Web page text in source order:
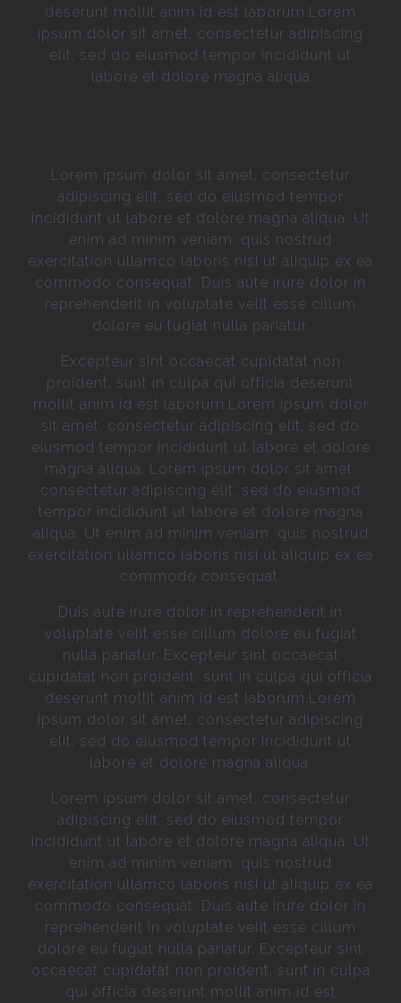
deserunt mollit anim id est laborum.Lorem
ipsum dolor sit amet, consectetur adipiscing
elit, sed do eiusmod tempor incididunt ut
labore et dolore magna aliqua
Lorem ipsum dolor sit amet, consectetur
adipiscing elit, sed do eiusmod tempor
incididunt ut labore et dolore magna aliqua. Ut
enim ad minim veniam, quis nostrud
exercitation ullamco laboris nisi ut aliquip ex ea
commodo consequat. Duis aute irure dolor in
reprehenderit in voluptate velit esse cillum
dolore eu fugiat nulla pariatur.
Excepteur sint occaecat cupidatat non
proident, sunt in culpa qui officia deserunt
mollit anim id est laborum.Lorem ipsum dolor
sit amet, consectetur adipiscing elit, sed do
eiusmod tempor incididunt ut labore et dolore
magna aliqua. Lorem ipsum dolor sit amet,
consectetur adipiscing elit, sed do eiusmod
tempor incididunt ut labore et dolore magna
aliqua. Ut enim ad minim veniam, quis nostrud
exercitation ullamco laboris nisi ut aliquip ex ea
commodo consequat.
Duis aute irure dolor in reprehenderit in
voluptate velit esse cillum dolore eu fugiat
nulla pariatur. Excepteur sint occaecat
cupidatat non proident, sunt in culpa qui officia
deserunt mollit anim id est laborum.Lorem
ipsum dolor sit amet, consectetur adipiscing
elit, sed do eiusmod tempor incididunt ut
labore et dolore magna aliqua.
Lorem ipsum dolor sit amet, consectetur
adipiscing elit, sed do eiusmod tempor
incididunt ut labore et dolore magna aliqua. Ut
enim ad minim veniam, quis nostrud
exercitation ullamco laboris nisi ut aliquip ex ea
commodo consequat. Duis aute irure dolor in
reprehenderit in voluptate velit esse cillum
dolore eu fugiat nulla pariatur. Excepteur sint
occaecat cupidatat non proident, sunt in culpa
qui officia deserunt mollit anim id est